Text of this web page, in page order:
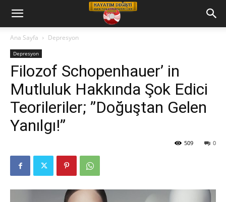
Hayatım
Değişti
Telkin
Ana Sayfa Depresyon
Depresyon
Filozof Schopenhauer’ in
Mutluluk Hakkında Şok Edici
Teorileriler; ”Doğuştan Gelen
Yanılgı!”
0
509